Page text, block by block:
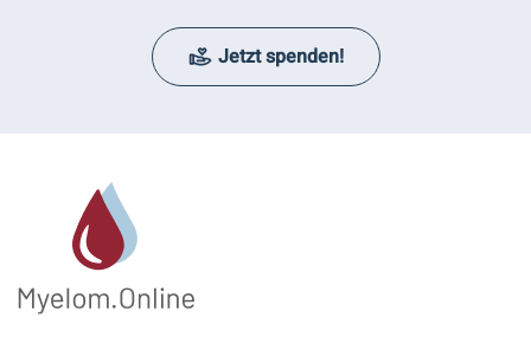
Jetzt spenden!